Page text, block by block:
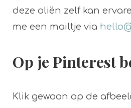
deze oliën zelf kan
me een mailtje via
Op je Pinterest
Klik gewoon op de